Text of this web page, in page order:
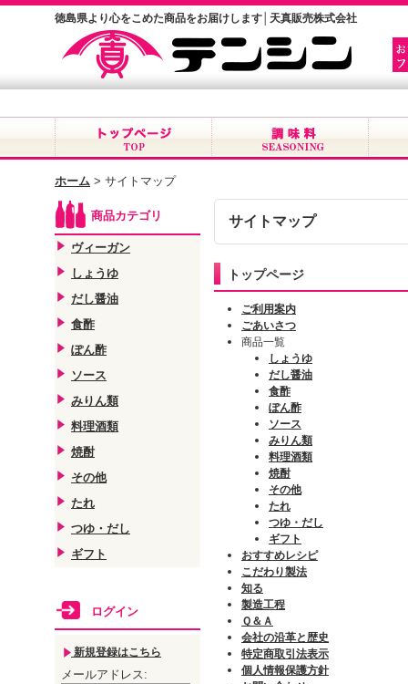
徳島県より心をこめた商品をお届けします│天真販売株式会社
ホーム > サイトマップ
商品カテゴリ
ヴィーガン
しょうゆ
だし醤油
食酢
ぽん酢
ソース
みりん類
料理酒類
焼酎
その他
たれ
つゆ・だし
ギフト
ログイン
新規登録はこちら
メールアドレス:
サイトマップ
トップページ
ご利用案内
ごあいさつ
商品一覧
しょうゆ
だし醤油
食酢
ぽん酢
ソース
みりん類
料理酒類
焼酎
その他
たれ
つゆ・だし
ギフト
おすすめレシピ
こだわり製法
知る
製造工程
Ｑ＆Ａ
会社の沿革と歴史
特定商取引法表示
個人情報保護方針